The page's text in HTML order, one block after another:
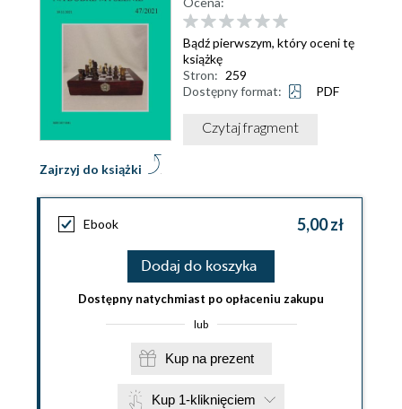
Zajrzyj do książki
Bądź pierwszym, który oceni tę
książkę
Stron: 259
Dostępny format:
PDF
Czytaj fragment
Ebook 5,00 zł
Dodaj do koszyka
Dostępny natychmiast po opłaceniu zakupu
lub
Kup na prezent
Kup 1-kliknięciem